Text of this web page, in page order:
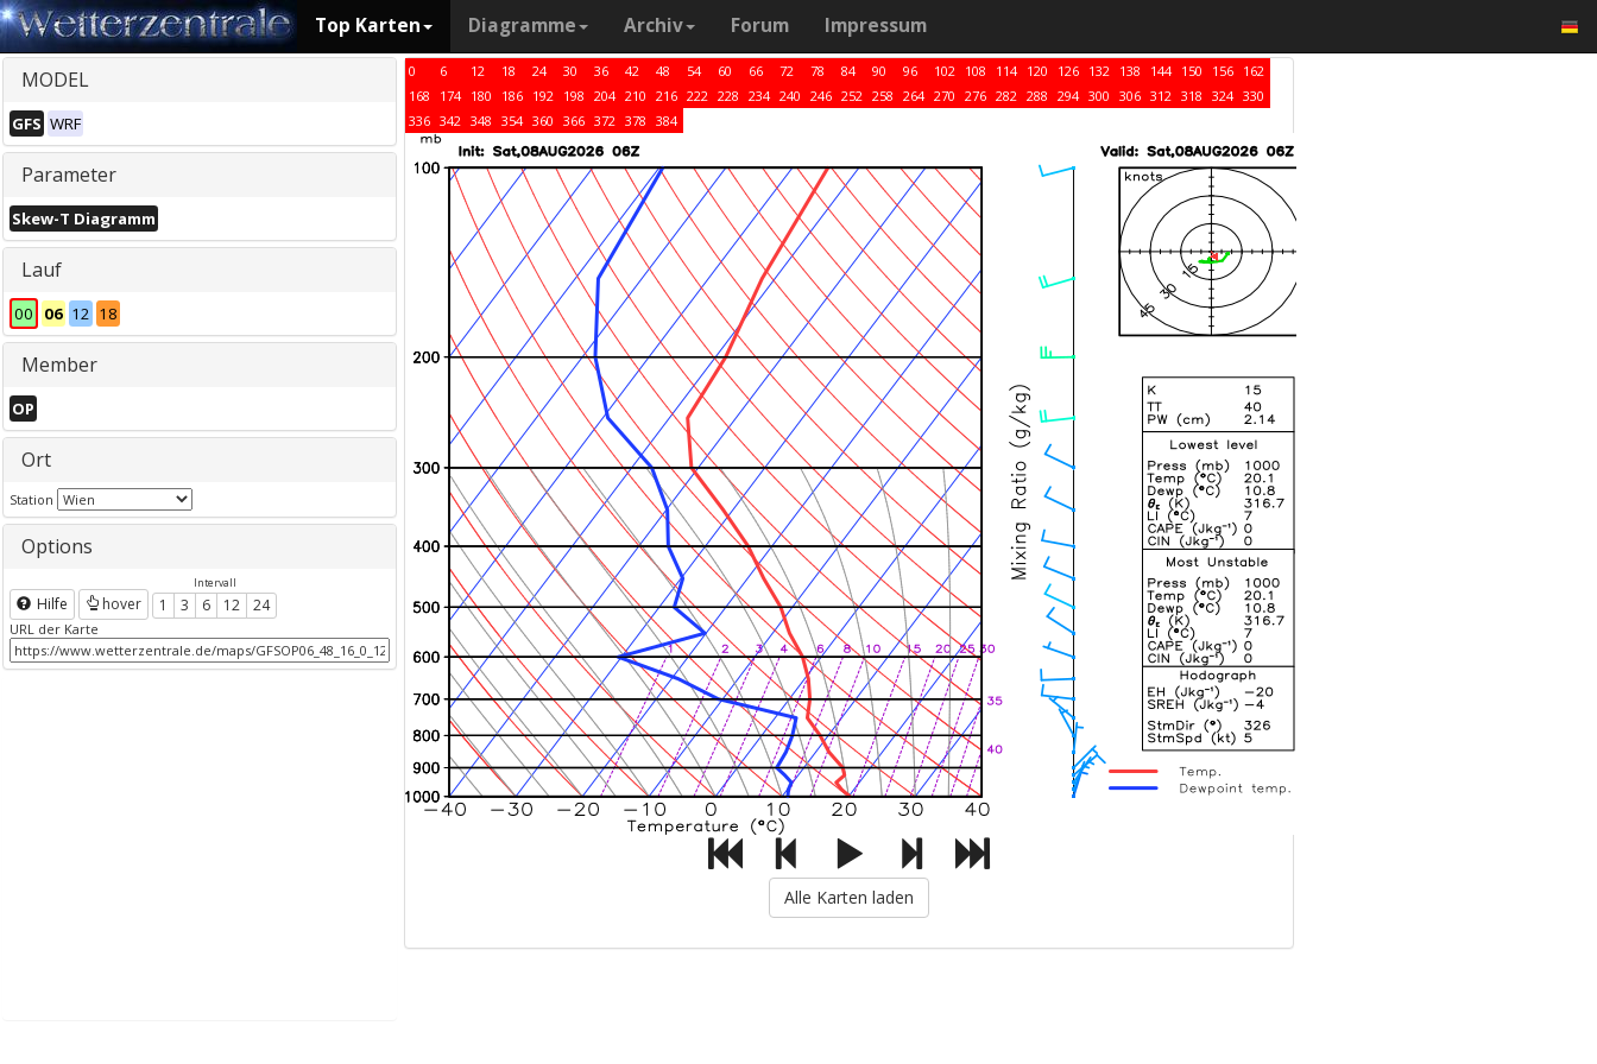
Top Karten Diagramme Archiv Forum Impressum
MODEL
GFS WRF
Parameter
Skew-T Diagramm
Lauf
00 06 12 18
Member
OP
Ort
Station
Options
Hilfe hover
Intervall
1 3 6 12 24
URL der Karte
0 6 12 18 24 30 36 42 48 54 60 66 72 78 84 90 96 102 108 114 120 126 132 138 144 150 156 162
168
174 180 186 192 198 204 210 216 222 228 234 240 246 252 258 264 270 276 282 288 294 300 306 312 318 324 330
336 342 348 354 360 366 372 378 384
Alle Karten laden